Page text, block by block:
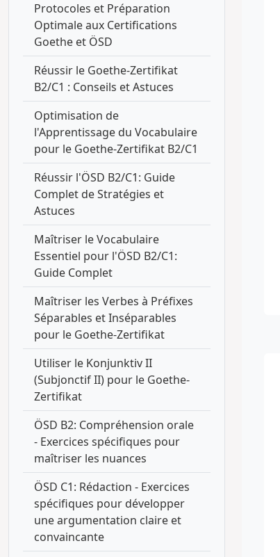
Protocoles et Préparation
Optimale aux Certifications
Goethe et ÖSD
Réussir le Goethe-Zertifikat
B2/C1 : Conseils et Astuces
Optimisation de
l'Apprentissage du Vocabulaire
pour le Goethe-Zertifikat B2/C1
Réussir l'ÖSD B2/C1: Guide
Complet de Stratégies et
Astuces
Maîtriser le Vocabulaire
Essentiel pour l'ÖSD B2/C1:
Guide Complet
Maîtriser les Verbes à Préfixes
Séparables et Inséparables
pour le Goethe-Zertifikat
Utiliser le Konjunktiv II
(Subjonctif II) pour le Goethe-
Zertifikat
ÖSD B2: Compréhension orale
- Exercices spécifiques pour
maîtriser les nuances
ÖSD C1: Rédaction - Exercices
spécifiques pour développer
une argumentation claire et
convaincante